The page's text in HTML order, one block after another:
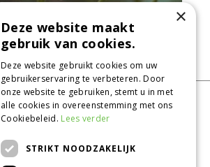
Alant
Inula orientalis
×
Deze website maakt
gebruik van cookies.
Deze website gebruikt cookies om uw
gebruikerservaring te verbeteren. Door
onze website te gebruiken, stemt u in met
alle cookies in overeenstemming met ons
Cookiebeleid. Lees verder
STRIKT NOODZAKELIJK